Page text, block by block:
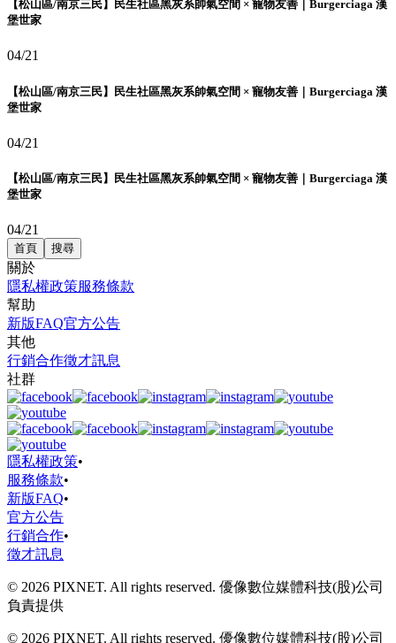
【松山區/南京三民】民生社區黑灰系帥氣空間 × 寵物友善｜Burgerciaga 漢
堡世家
04/21
【松山區/南京三民】民生社區黑灰系帥氣空間 × 寵物友善｜Burgerciaga 漢
堡世家
04/21
【松山區/南京三民】民生社區黑灰系帥氣空間 × 寵物友善｜Burgerciaga 漢
堡世家
04/21
首頁 搜尋
關於
隱私權政策服務條款
幫助
新版FAQ官方公告
其他
行銷合作徵才訊息
社群
隱私權政策•
服務條款•
新版FAQ•
官方公告
行銷合作•
徵才訊息
© 2026 PIXNET. All rights reserved. 優像數位媒體科技(股)公司
負責提供
© 2026 PIXNET. All rights reserved. 優像數位媒體科技(股)公司